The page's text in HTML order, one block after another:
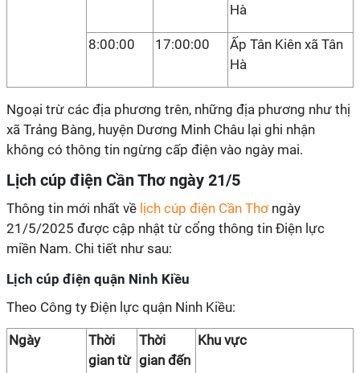
Hà
8:00:00 17:00:00
Ấp Tân Kiên xã Tân
Hà
Ngoại trừ các địa phương trên, những địa phương như thị
xã Trảng Bàng, huyện Dương Minh Châu lại ghi nhận
không có thông tin ngừng cấp điện vào ngày mai.
Lịch cúp điện Cần Thơ ngày 21/5
Thông tin mới nhất về lịch cúp điện Cần Thơ ngày
21/5/2025 được cập nhật từ cổng thông tin Điện lực
miền Nam. Chi tiết như sau:
Lịch cúp điện quận Ninh Kiều
Theo Công ty Điện lực quận Ninh Kiều:
Ngày
Thời
gian từ
Thời
gian đến
Khu vực